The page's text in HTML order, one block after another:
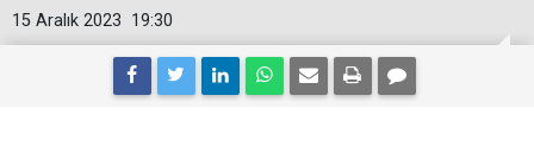
19:30
15 Aralık 2023